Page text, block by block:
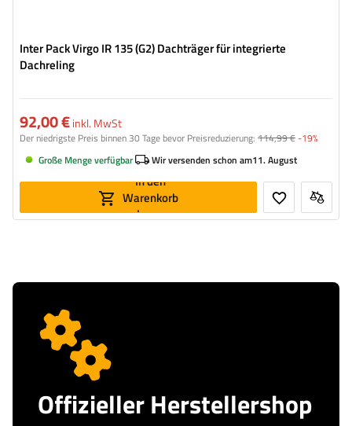
Inter Pack Virgo IR 135 (G2) Dachträger für integrierte
Dachreling
92,00 €inkl. MwSt
Der niedrigste Preis binnen 30 Tage bevor Preisreduzierung: 114,99 €-19%
Große Menge verfügbar
Wir versenden schon am11. August
In den
Warenkorb
legen
Offizieller Herstellershop